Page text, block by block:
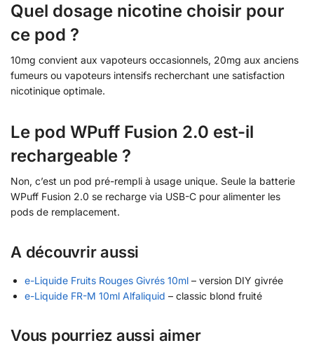
Quel dosage nicotine choisir pour
ce pod ?
10mg convient aux vapoteurs occasionnels, 20mg aux anciens
fumeurs ou vapoteurs intensifs recherchant une satisfaction
nicotinique optimale.
Le pod WPuff Fusion 2.0 est-il
rechargeable ?
Non, c’est un pod pré-rempli à usage unique. Seule la batterie
WPuff Fusion 2.0 se recharge via USB-C pour alimenter les
pods de remplacement.
A découvrir aussi
e-Liquide Fruits Rouges Givrés 10ml – version DIY givrée
e-Liquide FR-M 10ml Alfaliquid – classic blond fruité
Vous pourriez aussi aimer